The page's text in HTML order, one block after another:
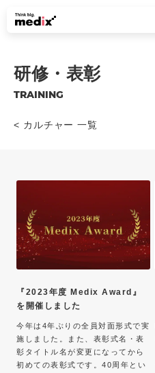
研修・表彰
TRAINING
< カルチャー 一覧
『2023年度 Medix Award』
を開催しました
今年は4年ぶりの全員対面形式で実
施しました。また、表彰式名・表
彰タイトル名が変更になってから
初めての表彰式です。40周年とい